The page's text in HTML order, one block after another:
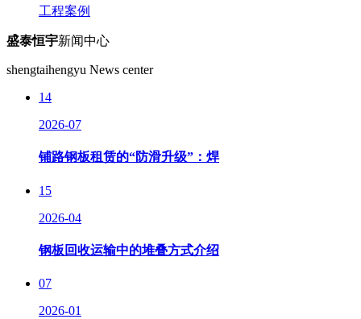
工程案例
盛泰恒宇新闻中心
shengtaihengyu News center
14
2026-07
铺路钢板租赁的“防滑升级”：焊
15
2026-04
钢板回收运输中的堆叠方式介绍
07
2026-01